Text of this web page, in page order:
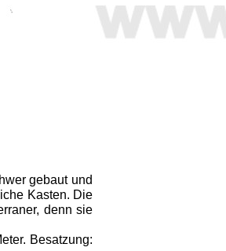
gebaut und
Kasten. Die
denn sie
Besatzung: